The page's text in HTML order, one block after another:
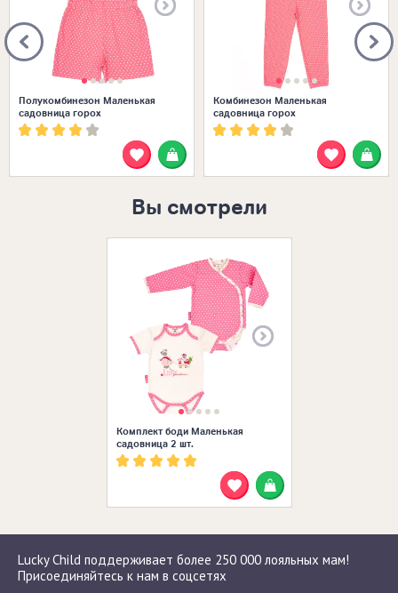
Полукомбинезон Маленькая
садовница горох
Комбинезон Маленькая
садовница горох
Вы смотрели
Комплект боди Маленькая
садовница 2 шт.
Lucky Child поддерживает более 250 000 лояльных мам!
Присоединяйтесь к нам в соцсетях